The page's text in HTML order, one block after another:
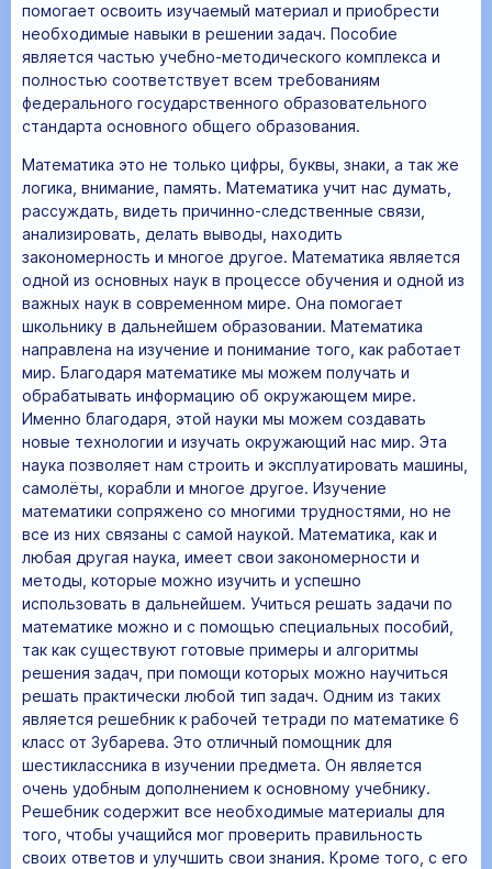
помогает освоить изучаемый материал и приобрести
необходимые навыки в решении задач. Пособие
является частью учебно-методического комплекса и
полностью соответствует всем требованиям
федерального государственного образовательного
стандарта основного общего образования.
Математика это не только цифры, буквы, знаки, а так же
логика, внимание, память. Математика учит нас думать,
рассуждать, видеть причинно-следственные связи,
анализировать, делать выводы, находить
закономерность и многое другое. Математика является
одной из основных наук в процессе обучения и одной из
важных наук в современном мире. Она помогает
школьнику в дальнейшем образовании. Математика
направлена на изучение и понимание того, как работает
мир. Благодаря математике мы можем получать и
обрабатывать информацию об окружающем мире.
Именно благодаря, этой науки мы можем создавать
новые технологии и изучать окружающий нас мир. Эта
наука позволяет нам строить и эксплуатировать машины,
самолёты, корабли и многое другое. Изучение
математики сопряжено со многими трудностями, но не
все из них связаны с самой наукой. Математика, как и
любая другая наука, имеет свои закономерности и
методы, которые можно изучить и успешно
использовать в дальнейшем. Учиться решать задачи по
математике можно и с помощью специальных пособий,
так как существуют готовые примеры и алгоритмы
решения задач, при помощи которых можно научиться
решать практически любой тип задач. Одним из таких
является решебник к рабочей тетради по математике 6
класс от Зубарева. Это отличный помощник для
шестиклассника в изучении предмета. Он является
очень удобным дополнением к основному учебнику.
Решебник содержит все необходимые материалы для
того, чтобы учащийся мог проверить правильность
своих ответов и улучшить свои знания. Кроме того, с его